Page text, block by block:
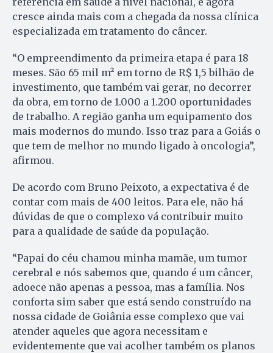
cresce ainda mais com a chegada da nossa clínica
especializada em tratamento do câncer.
“O empreendimento da primeira etapa é para 18
meses. São 65 mil m² em torno de R$ 1,5 bilhão de
investimento, que também vai gerar, no decorrer
da obra, em torno de 1.000 a 1.200 oportunidades
de trabalho. A região ganha um equipamento dos
mais modernos do mundo. Isso traz para a Goiás o
que tem de melhor no mundo ligado à oncologia”,
afirmou.
De acordo com Bruno Peixoto, a expectativa é de
contar com mais de 400 leitos. Para ele, não há
dúvidas de que o complexo vá contribuir muito
para a qualidade de saúde da população.
“Papai do céu chamou minha mamãe, um tumor
cerebral e nós sabemos que, quando é um câncer,
adoece não apenas a pessoa, mas a família. Nos
conforta sim saber que está sendo construído na
nossa cidade de Goiânia esse complexo que vai
atender aqueles que agora necessitam e
evidentemente que vai acolher também os planos